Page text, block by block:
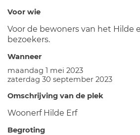
Voor wie
Voor de bewoners van het Hilde
bezoekers.
Wanneer
maandag 1 mei 2023
zaterdag 30 september 2023
Omschrijving van de plek
Woonerf Hilde Erf
Begroting